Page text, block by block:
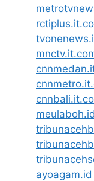
meulaboh.id
ayoagam.id